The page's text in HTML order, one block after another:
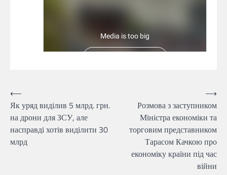
Навігація
записів
⟵
Як уряд виділив 5 млрд. грн.
на дрони для ЗСУ, але
насправді хотів виділити 30
млрд
Розмова з заступником
Міністра економіки та
торговим представником
Тарасом Качкою про
економіку країни під час
війни
⟶